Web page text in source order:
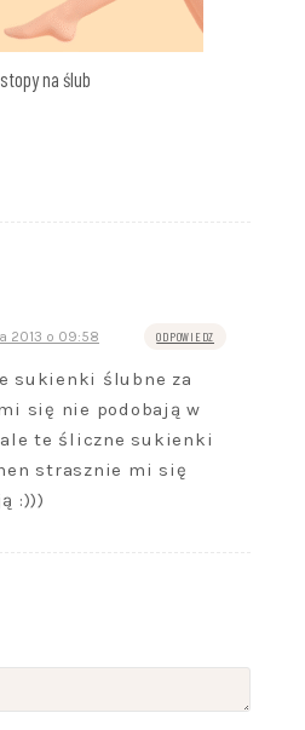
na ślub
2013 o 09:58 ODPOWIEDZ
sukienki ślubne za
się nie podobają w
te śliczne sukienki
strasznie mi się
:)))